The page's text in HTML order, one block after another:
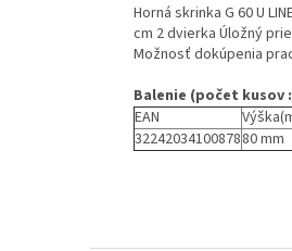
Horná skrinka G 60 U
cm 2 dvierka Úložný
Možnosť dokúpenia
Balenie (počet kusov
EAN
3224203410087880 mm